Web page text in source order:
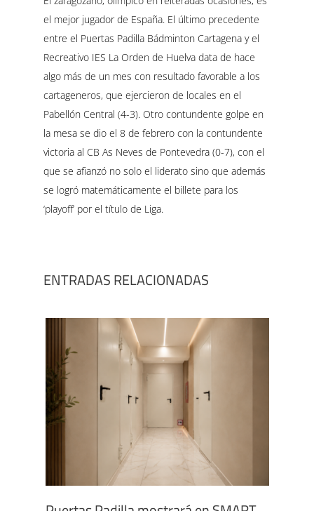
el mejor jugador de España. El último precedente
entre el Puertas Padilla Bádminton Cartagena y el
Recreativo IES La Orden de Huelva data de hace
algo más de un mes con resultado favorable a los
cartageneros, que ejercieron de locales en el
Pabellón Central (4-3). Otro contundente golpe en
la mesa se dio el 8 de febrero con la contundente
victoria al CB As Neves de Pontevedra (0-7), con el
que se afianzó no solo el liderato sino que además
se logró matemáticamente el billete para los
‘playoff’ por el título de Liga.
ENTRADAS RELACIONADAS